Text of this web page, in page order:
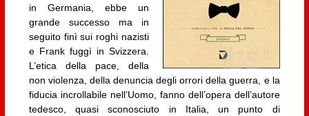
in Germania, ebbe un
grande successo ma in
seguito finì sui roghi nazisti
e Frank fuggì in Svizzera.
L’etica della pace, della
non violenza, della denuncia degli orrori della guerra, e la
fiducia incrollabile nell’Uomo, fanno dell’opera dell’autore
tedesco, quasi sconosciuto in Italia, un punto di